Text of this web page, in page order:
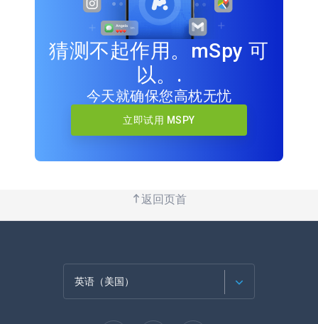
猜测不起作用。mSpy 可
以。.
今天就确保您高枕无忧
立即试用 MSPY
返回页首
英语（美国）